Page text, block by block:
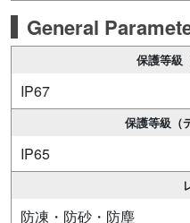
General
保護等級
IP67
保護等級（
IP65
防凍・防砂・防塵